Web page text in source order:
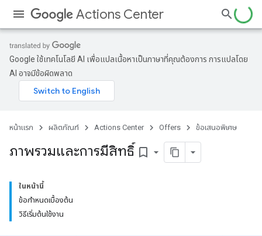
Actions Center
Google ใช้เทคโนโลยี AI เพื่อแปลเนื้อหาเป็นภาษาที่คุณต้องการ การแปลโดย
AI อาจมีข้อผิดพลาด
หน้าแรก ผลิตภัณฑ์ Actions Center Offers ข้อเสนอพิเศษ
ภาพรวมและการมีสิทธิ์ bookmark_border
ในหน้านี้
ข้อกำหนดเบื้องต้น
วิธีเริ่มต้นใช้งาน